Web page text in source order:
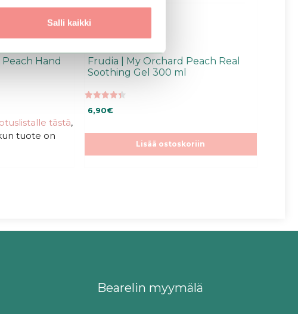
Salli kaikki
Hand
tästä,
tuote on
Frudia | My Orchard Peach Real
Soothing Gel 300 ml
5:stä
6,90€
Lisää ostoskoriin
Bearelin myymälä